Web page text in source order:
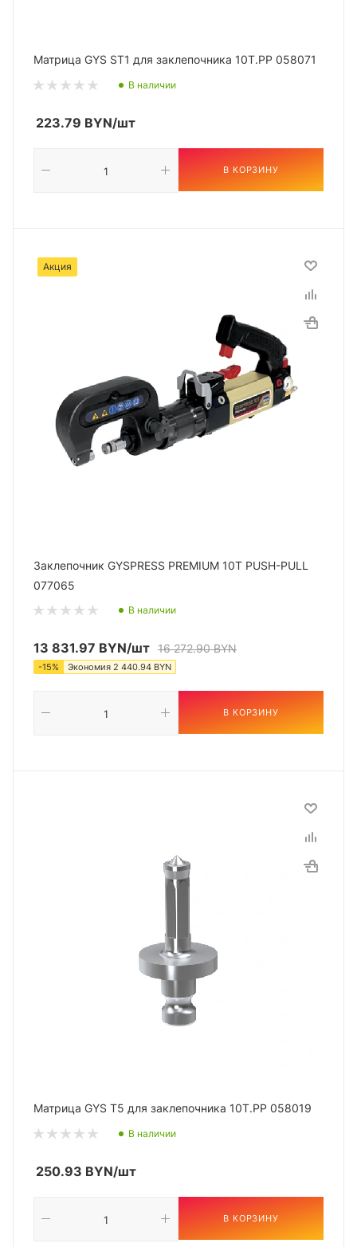
Матрица GYS ST1 для заклепочника 10T.PP 058071
В наличии
223.79 BYN/шт
В КОРЗИНУ
Акция
Заклепочник GYSPRESS PREMIUM 10T PUSH-PULL
077065
В наличии
13 831.97 BYN/шт 16 272.90BYN
-15% Экономия 2 440.94 BYN
В КОРЗИНУ
Матрица GYS T5 для заклепочника 10T.PP 058019
В наличии
250.93 BYN/шт
В КОРЗИНУ